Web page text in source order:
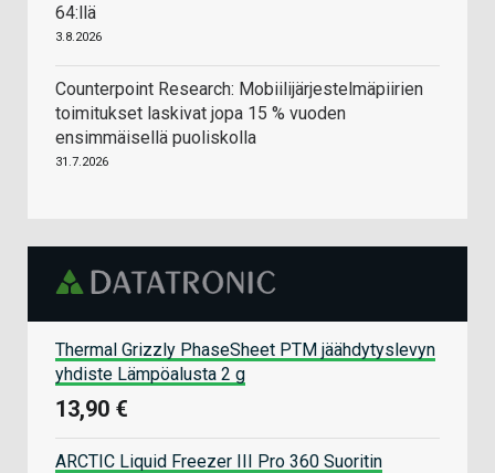
64:llä
3.8.2026
Counterpoint Research: Mobiilijärjestelmäpiirien
toimitukset laskivat jopa 15 % vuoden
ensimmäisellä puoliskolla
31.7.2026
Thermal Grizzly PhaseSheet PTM jäähdytyslevyn
yhdiste Lämpöalusta 2 g
13,90 €
ARCTIC Liquid Freezer III Pro 360 Suoritin